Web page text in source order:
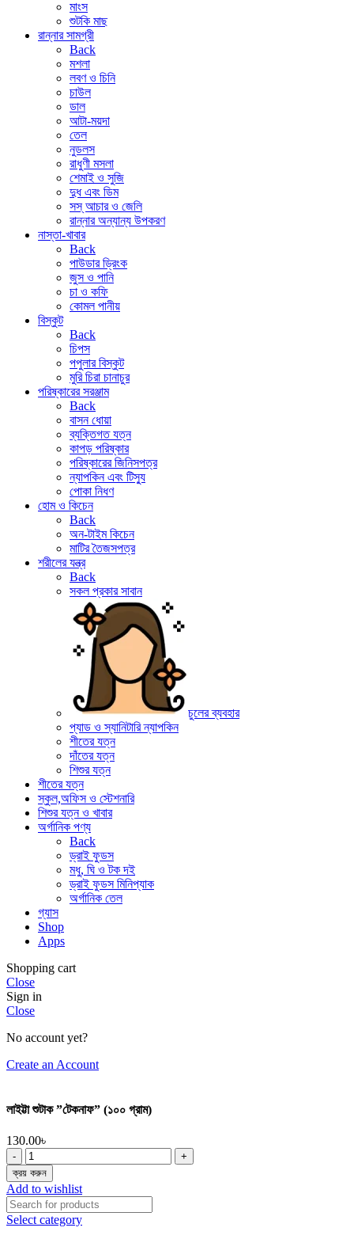
মাংস
শুটকি মাছ
রান্নার সামগ্রী
Back
মশলা
লবণ ও চিনি
চাউল
ডাল
আটা-ময়দা
তেল
নুডলস
রাধুণী মসলা
শেমাই ও সুজি
দুধ এবং ডিম
সস্ আচার ও জেলি
রান্নার অন্যান্য উপকরণ
নাস্তা-খাবার
Back
পাউডার ড্রিংক
জুস ও পানি
চা ও কফি
কোমল পানীয়
বিস্কুট
Back
চিপস
পপুলার বিস্কুট
মুরি চিরা চানাচুর
পরিষ্কারের সরঞ্জাম
Back
বাসন ধোয়া
ব্যক্তিগত যত্ন
কাপড় পরিষ্কার
পরিষ্কারের জিনিসপত্র
ন্যাপকিন এবং টিস্যু
পোকা নিধণ
হোম ও কিচেন
Back
অন-টাইম কিচেন
মাটির তৈজসপত্র
শরীলের যন্ত্র
Back
সকল প্রকার সাবান
চুলের ব্যবহার
প্যাড ও স্যানিটারি ন্যাপকিন
শীতের যত্ন
দাঁতের যত্ন
শিশুর যত্ন
শীতের যত্ন
স্কুল,অফিস ও স্টেশনারি
শিশুর যত্ন ও খাবার
অর্গানিক পণ্য
Back
ড্রাই ফুডস
মধু, ঘি ও টক দই
ড্রাই ফুডস মিনিপ্যাক
অর্গানিক তেল
গ্যাস
Shop
Apps
Shopping cart
Close
Sign in
Close
No account yet?
Create an Account
লাইট্টা শুটাক ”টেকনাফ” (১০০ গ্রাম)
130.00৳
লাইট্টা
শুটাক
”টেকনাফ”
(১০০
গ্রাম)
quantity
ক্রয় করুন
Add to wishlist
Select category